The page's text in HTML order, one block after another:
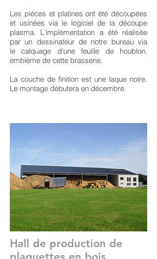
Les pièces et platines ont été découpées
et usinées via le logiciel de la découpe
plasma. L'implémentation a été réalisée
par un dessinateur de notre bureau via
le calquage d'une feuille de houblon,
emblème de cette brasserie.
La couche de finition est une laque noire.
Le montage débutera en décembre.
Hall de production de